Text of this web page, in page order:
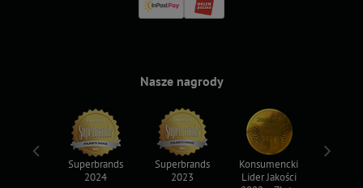
Nasze nagrody
Superbrands
2024
Superbrands
2023
Konsumencki
Lider Jakości